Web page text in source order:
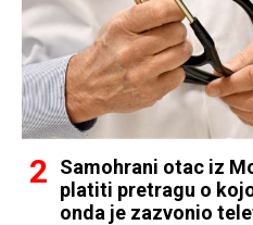
Samohrani otac iz
platiti pretragu o
onda je zazvonio